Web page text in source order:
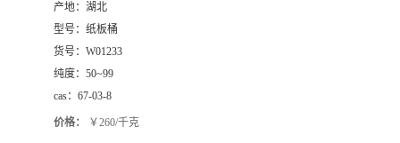
产地： 湖北
型号： 纸板桶
货号： W01233
纯度： 50~99
cas： 67-03-8
价格： ￥260/千克